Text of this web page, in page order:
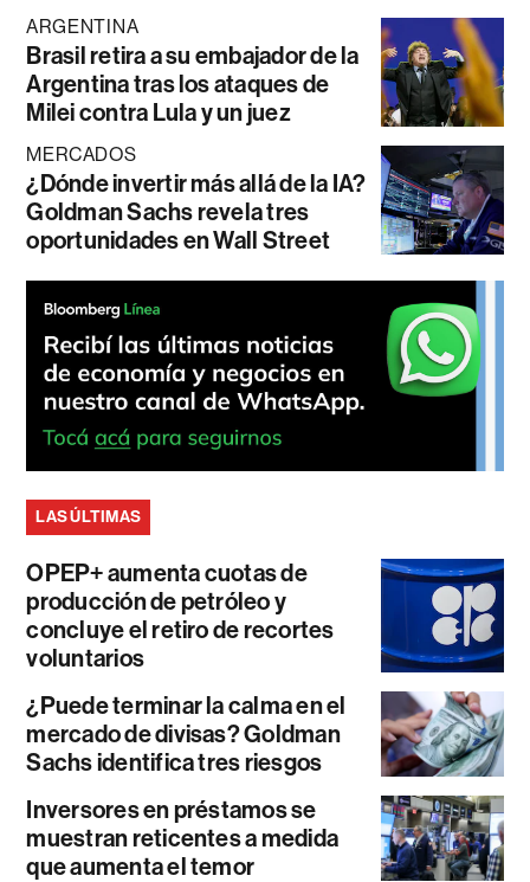
ARGENTINA
Brasil retira a su embajador de la
Argentina tras los ataques de
Milei contra Lula y un juez
MERCADOS
¿Dónde invertir más allá de la IA?
Goldman Sachs revela tres
oportunidades en Wall Street
LAS ÚLTIMAS
OPEP+ aumenta cuotas de
producción de petróleo y
concluye el retiro de recortes
voluntarios
¿Puede terminar la calma en el
mercado de divisas? Goldman
Sachs identifica tres riesgos
Inversores en préstamos se
muestran reticentes a medida
que aumenta el temor